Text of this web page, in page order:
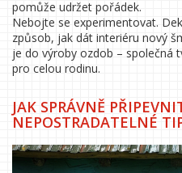
pomůže udržet pořádek.
Nebojte se experimentovat.
způsob, jak dát interiéru nový
je do výroby ozdob – společná
pro celou rodinu.
JAK SPRÁVNĚ
NEPOSTRADATELNÉ